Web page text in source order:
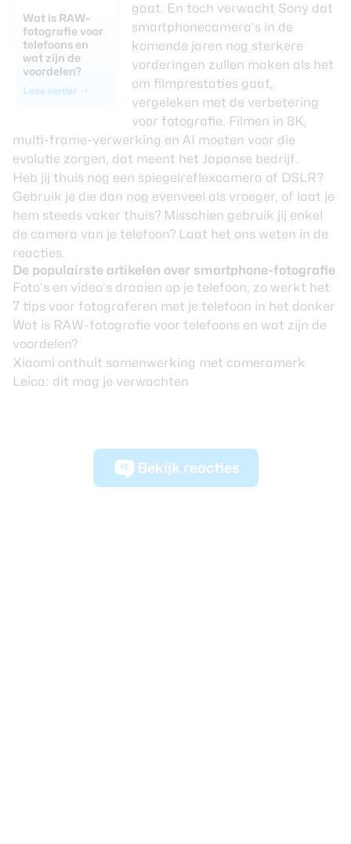
Wat is RAW-
fotografie voor
telefoons en
wat zijn de
voordelen?
Lees verder
gaat. En toch verwacht Sony dat
smartphonecamera’s in de
komende jaren nog sterkere
vorderingen zullen maken als het
om filmprestaties gaat,
vergeleken met de verbetering
voor fotografie. Filmen in 8K,
multi-frame-verwerking en AI moeten voor die
evolutie zorgen, dat meent het Japanse bedrijf.
Heb jij thuis nog een spiegelreflexcamera of DSLR?
Gebruik je die dan nog evenveel als vroeger, of laat je
hem steeds vaker thuis? Misschien gebruik jij enkel
de camera van je telefoon? Laat het ons weten in de
reacties.
De populairste artikelen over smartphone-fotografie
Foto’s en video’s draaien op je telefoon, zo werkt het
7 tips voor fotograferen met je telefoon in het donker
Wat is RAW-fotografie voor telefoons en wat zijn de
voordelen?
Xiaomi onthult samenwerking met cameramerk
Leica: dit mag je verwachten
15 Bekijk reacties